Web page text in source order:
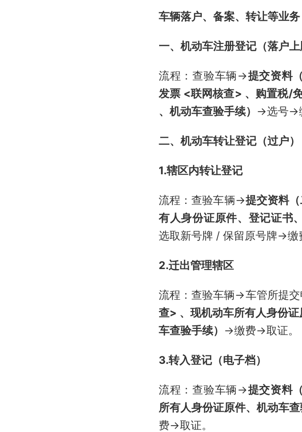
车辆落户、备案、转让等业务 ‍‍‍
一、机动车注册登记（落户上
流程：查验车辆→提交资料
发票 <联网核查> 、购置税/
、机动车查验手续） →选号→
二、机动车转让登记（过户）
1.辖区内转让登记
流程：查验车辆→提交资料（
有人身份证原件、登记证书
选取新号牌 / 保留原号牌→缴
2.迁出管理辖区
流程：查验车辆→车管所提
查> 、现机动车所有人身份
车查验手续） →缴费→取证。
3.转入登记（电子档）
流程：查验车辆→提交资料
所有人身份证原件、机动车查
费→取证。